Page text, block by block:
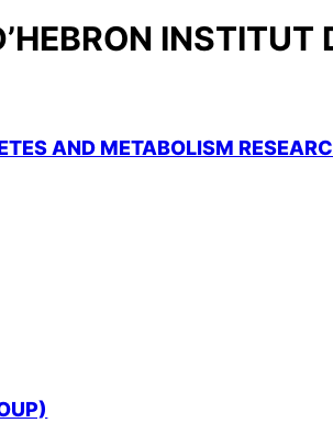
INSTITUT
AND METABOLISM